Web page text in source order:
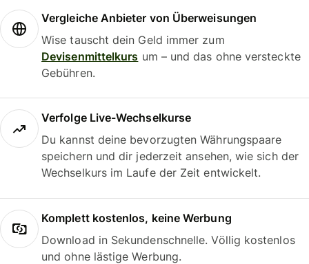
Vergleiche Anbieter von Überweisungen
Wise tauscht dein Geld immer zum
Devisenmittelkurs um – und das ohne versteckte
Gebühren.
Verfolge Live-Wechselkurse
Du kannst deine bevorzugten Währungspaare
speichern und dir jederzeit ansehen, wie sich der
Wechselkurs im Laufe der Zeit entwickelt.
Komplett kostenlos, keine Werbung
Download in Sekundenschnelle. Völlig kostenlos
und ohne lästige Werbung.